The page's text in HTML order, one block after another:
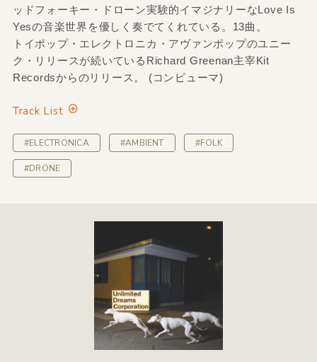
ッドフォーキー・ドローン実験的イマジナリーなLove Is
Yesの音楽世界を優しく奏でてくれている。13曲。
トイポップ・エレクトロニカ・アヴァンポップのユニー
ク・リリースが続いているRichard Greenan主宰Kit
Recordsからのリリース。 (コンピューマ)
Track List
#ELECTRONICA #AMBIENT #FOLK
#DRONE